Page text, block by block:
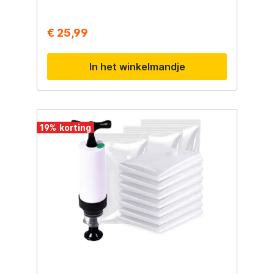
€ 25,99
In het winkelmandje
19%